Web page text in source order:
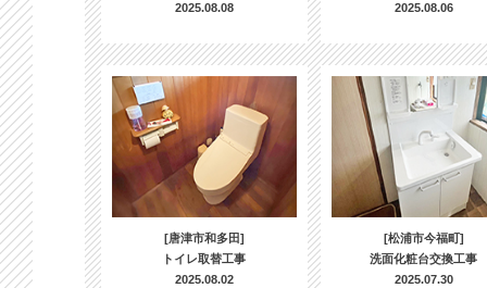
2025.08.08
2025.08.06
[唐津市和多田]
トイレ取替工事
2025.08.02
[松浦市今福町]
洗面化粧台交換工事
2025.07.30